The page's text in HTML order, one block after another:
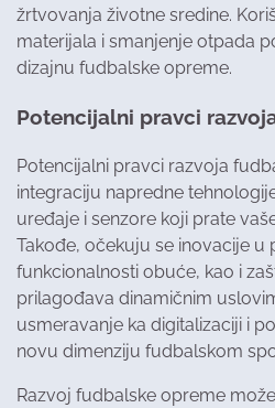
žrtvovanja životne sredine.
materijala i smanjenje otpada
dizajnu fudbalske opreme.
Potencijalni pravci
Potencijalni pravci razvoja
integraciju napredne
uređaje i senzore koji prate
Takođe, očekuju se inovacije u
funkcionalnosti obuće, kao i
prilagođava dinamičnim
usmeravanje ka digitalizaciji i
novu dimenziju fudbalskom
Razvoj fudbalske opreme